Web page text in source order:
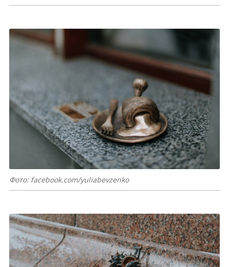
Фото: facebook.com/yuliabevzenko